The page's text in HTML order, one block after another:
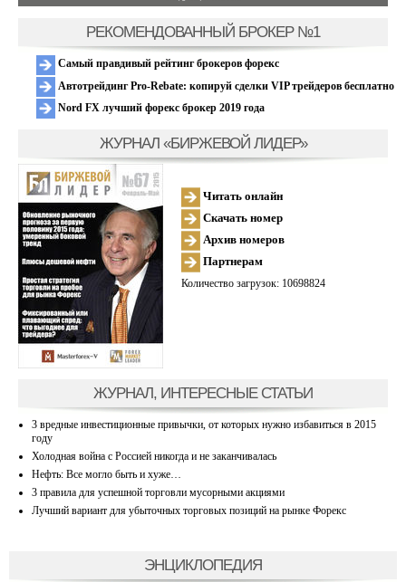
РЕКОМЕНДОВАННЫЙ БРОКЕР №1
Самый правдивый рейтинг брокеров форекс
Автотрейдинг Pro-Rebate: копируй сделки VIP трейдеров бесплатно
Nord FX лучший форекс брокер 2019 года
ЖУРНАЛ «БИРЖЕВОЙ ЛИДЕР»
Читать онлайн
Скачать номер
Архив номеров
Партнерам
Количество загрузок: 10698824
ЖУРНАЛ, ИНТЕРЕСНЫЕ СТАТЬИ
3 вредные инвестиционные привычки, от которых нужно избавиться в 2015
году
Холодная война с Россией никогда и не заканчивалась
Нефть: Все могло быть и хуже…
3 правила для успешной торговли мусорными акциями
Лучший вариант для убыточных торговых позиций на рынке Форекс
ЭНЦИКЛОПЕДИЯ